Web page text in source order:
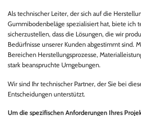
Als technischer Leiter, der sich auf die
Gummibodenbeläge spezialisiert hat, biete ich
sicherzustellen, dass die Lösungen, die wir
Bedürfnisse unserer Kunden abgestimmt sind.
Bereichen Herstellungsprozesse,
stark beanspruchte Umgebungen.
Wir sind Ihr technischer Partner, der Sie bei
Entscheidungen unterstützt.
Um die spezifischen Anforderungen Ihres